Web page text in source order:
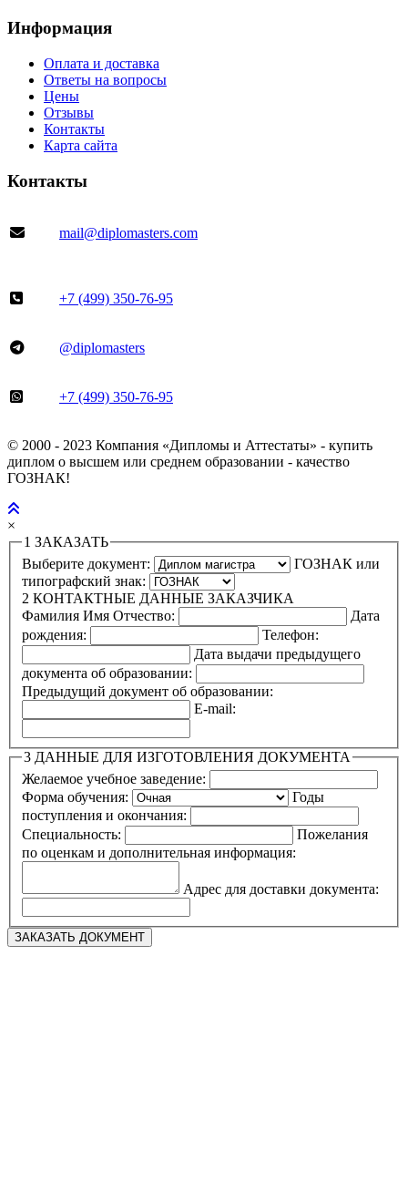
Информация
Оплата и доставка
Ответы на вопросы
Цены
Отзывы
Контакты
Карта сайта
Контакты
mail@diplomasters.com
+7 (499) 350-76-95
@diplomasters
+7 (499) 350-76-95
© 2000 - 2023 Компания «Дипломы и Аттестаты» - купить
диплом о высшем или среднем образовании - качество
ГОЗНАК!
×
1 ЗАКАЗАТЬ
Выберите документ:
ГОЗНАК или
типографский знак:
2 КОНТАКТНЫЕ ДАННЫЕ ЗАКАЗЧИКА
Фамилия Имя Отчество:
Дата
рождения:
Телефон:
Дата выдачи предыдущего
документа об образовании:
Предыдущий документ об образовании:
E-mail:
3 ДАННЫЕ ДЛЯ ИЗГОТОВЛЕНИЯ ДОКУМЕНТА
Желаемое учебное заведение:
Форма обучения:
Годы
поступления и окончания:
Специальность:
Пожелания
по оценкам и дополнительная информация:
Адрес для доставки документа: